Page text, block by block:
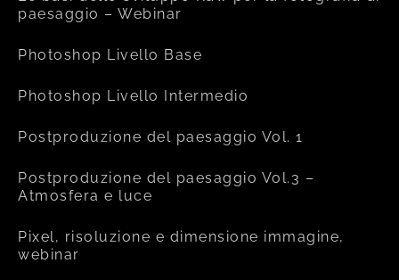
paesaggio – Webinar
Photoshop Livello Base
Photoshop Livello Intermedio
Postproduzione del paesaggio Vol. 1
Postproduzione del paesaggio Vol.3 –
Atmosfera e luce
Pixel, risoluzione e dimensione immagine,
webinar